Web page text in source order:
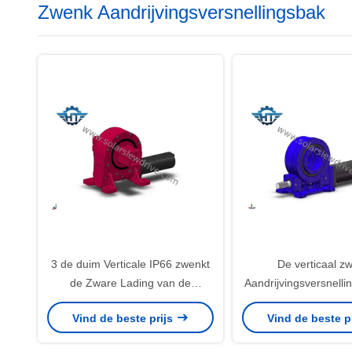
Zwenk Aandrijvingsversnellingsbak
3 de duim Verticale IP66 zwenkt
de Zware Lading van de
Aandrijvingsversnellingsbak voor
Zonnepaneel Volgend Systeem
Vind de beste prijs
De verticaal
Automatische
2*60, het
Vind de beste